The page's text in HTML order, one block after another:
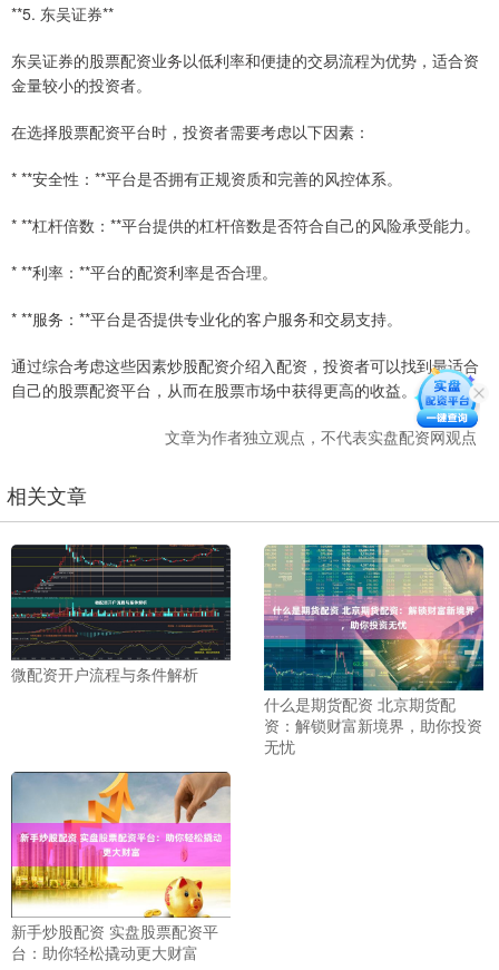
**5. 东吴证券**
东吴证券的股票配资业务以低利率和便捷的交易流程为优势，适合资
金量较小的投资者。
在选择股票配资平台时，投资者需要考虑以下因素：
* **安全性：**平台是否拥有正规资质和完善的风控体系。
* **杠杆倍数：**平台提供的杠杆倍数是否符合自己的风险承受能力。
* **利率：**平台的配资利率是否合理。
* **服务：**平台是否提供专业化的客户服务和交易支持。
通过综合考虑这些因素炒股配资介绍入配资，投资者可以找到最适合
自己的股票配资平台，从而在股票市场中获得更高的收益。
文章为作者独立观点，不代表实盘配资网观点
相关文章
微配资开户流程与条件解析
什么是期货配资 北京期货配
资：解锁财富新境界，助你投资
无忧
新手炒股配资 实盘股票配资平
台：助你轻松撬动更大财富